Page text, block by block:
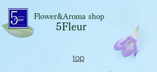
top
Flower&Aroma shop
5Fleur